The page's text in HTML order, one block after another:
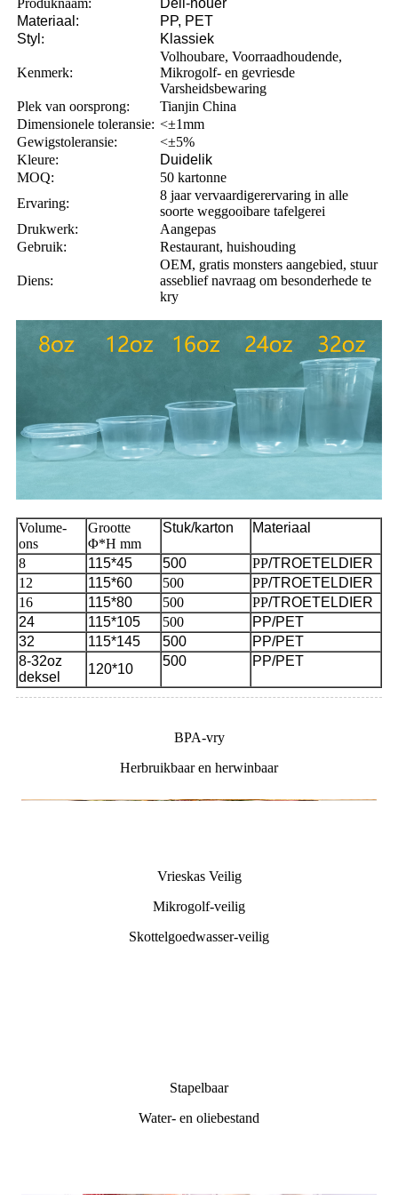
Produknaam:
Deli-houer
Materiaal:
PP, PET
Styl : Klassiek
Kenmerk:
Volhoubare, Voorraadhoudende,
Mikrogolf- en gevriesde
Varsheidsbewaring
Plek van oorsprong:
Tianjin China
Dimensionele toleransie: <±1mm
Gewigstoleransie:
<±5%
Kleure:
Duidelik
MOQ:
50 kartonne
Ervaring:
8 jaar vervaardigerervaring in alle
soorte weggooibare tafelgerei
Drukwerk:
Aangepas
Gebruik:
Restaurant, huishouding
Diens:
OEM, gratis monsters aangebied, stuur
asseblief navraag om besonderhede te
kry
Volume-
ons
Grootte
Φ*H mm
Stuk/karton Materiaal
8 115*45 500 PP/TROETELDIER
12
115*60 500 PP/TROETELDIER
16
115*80 500 PP/TROETELDIER
24
115*105 500
PP/PET
32
115*145 500
PP/PET
8-32oz
deksel
120*10
500 PP/PET
BPA-vry
Herbruikbaar en herwinbaar
Vrieskas Veilig
Mikrogolf-veilig
Skottelgoedwasser-veilig
Stapelbaar
Water- en oliebestand